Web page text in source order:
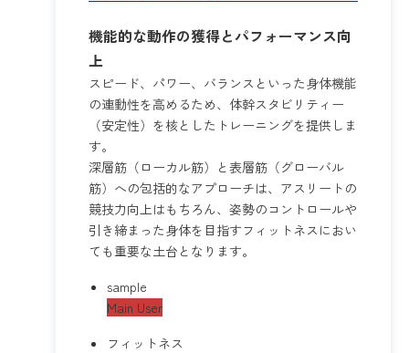
機能的な動作の獲得とパフォーマンス向
上
スピード、パワー、バランスといった身体機能
の連動性を高めるため、体幹スタビリティー
（安定性）を核としたトレーニングを提供しま
す。
深層筋（ローカル筋）と表層筋（グローバル
筋）への包括的なアプローチは、アスリートの
競技力向上はもちろん、姿勢のコントロールや
引き締まった身体を目指すフィットネスにおい
ても重要な土台となります。
sample
Main User
フィットネス